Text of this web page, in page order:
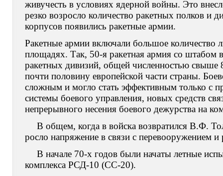
живучесть в условиях ядерной войны. Это
резко возросло количество ракетных полков и
корпусов появились ракетные армии.
Ракетные армии включали большое количество
площадях. Так, 50-я ракетная армия со штабом
ракетных дивизий, общей численностью
почти половину европейской части страны.
сложным и могло стать эффективным только с
системы боевого управления, новых средств
непрерывного несения боевого дежурства на
В общем, когда в войска возвратился В.Ф.
росло напряжение в связи с перевооружением и
В начале 70-х годов были начаты летные
комплекса РСД-10 (СС-20).